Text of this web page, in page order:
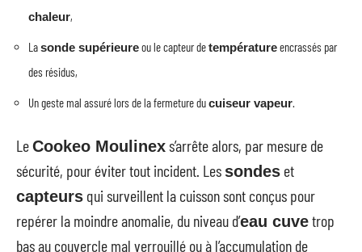
chaleur,
Lasonde supérieureou le capteur detempératureencrassés par
des résidus,
Un geste mal assuré lors de la fermeture ducuiseur vapeur
LeCookeo Moulinexs’arrête alors, par mesure de
sécurité, pour éviter tout incident. Les sondes et
capteurs qui surveillent la cuisson sont conçus pour
repérer la moindre anomalie, du niveau d’eau cuvetrop
bas au couvercle mal verrouillé ou à l’accumulation de